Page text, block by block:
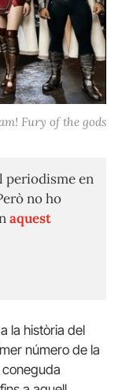
Fury of the gods
periodisme en
no ho
aquest
la història del
número de la
coneguda